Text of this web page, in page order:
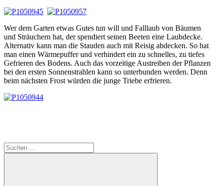
Wer dem Garten etwas Gutes tun will und Falllaub von Bäumen
und Sträuchern hat, der spendiert seinen Beeten eine Laubdecke.
Alternativ kann man die Stauden auch mit Reisig abdecken. So hat
man einen Wärmepuffer und verhindert ein zu schnelles, zu tiefes
Gefrieren des Bodens. Auch das vorzeitige Austreiben der Pflanzen
bei den ersten Sonnenstrahlen kann so unterbunden werden. Denn
beim nächsten Frost würden die junge Triebe erfrieren.
Suche
nach: